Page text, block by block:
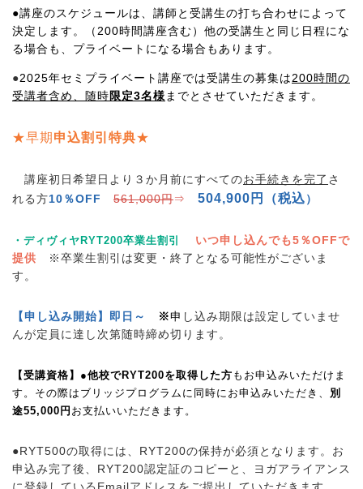
●講座のスケジュールは、講師と受講生の打ち合わせによって
決定します。（200時間講座含む）他の受講生と同じ日程にな
る場合も、プライベートになる場合もあります。
●2025年セミプライベート講座では受講生の募集は200時間の
受講者含め、随時限定3名様 までとさせていただきます。
★早期 申込割引特典★
講座初日希望日より３か月前にすべてのお手続きを完了 さ
れる方10％OFF 561,000円⇒ 504,900円（税込）
・ディヴィヤRYT200卒業生割引
いつ申し込んでも5％OFFで
提供 ※卒業生割引は変更・終了となる可能性がございま
す。
【申し込み開始】即日～ ※申 し込み期限は設定していませ
んが定員に達し次第随時締め切ります。
【受講資格】 ●他校でRYT200を取得した方 もお申込みいただけま
す。その際はブリッジプログラムに同時にお申込みいただき、 別
途55,000円 お支払いいただきます。
●RYT500の取得には、RYT200の保持が必須となります。お
申込み完了後、RYT200認定証のコピーと、ヨガアライアンス